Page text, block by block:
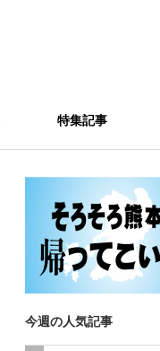
特集記事
今週の人気記事